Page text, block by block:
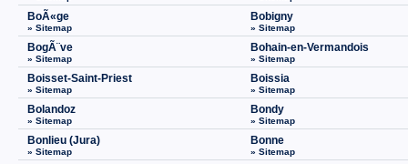
BoÃ«ge
» Sitemap
Bobigny
» Sitemap
BogÃ¨ve
» Sitemap
Bohain-en-Vermandois
» Sitemap
Boisset-Saint-Priest
» Sitemap
Boissia
» Sitemap
Bolandoz
» Sitemap
Bondy
» Sitemap
Bonlieu (Jura)
» Sitemap
Bonne
» Sitemap